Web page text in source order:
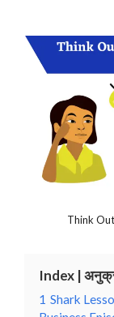
Think
Index |
1 Shark